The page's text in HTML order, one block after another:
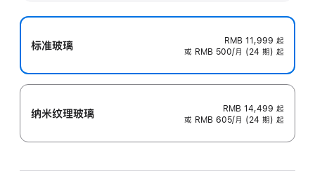
标准玻璃 RMB 11,999 起
或 RMB 500/月 (24 期) 起
纳米纹理玻璃 RMB 14,499 起
或 RMB 605/月 (24 期) 起